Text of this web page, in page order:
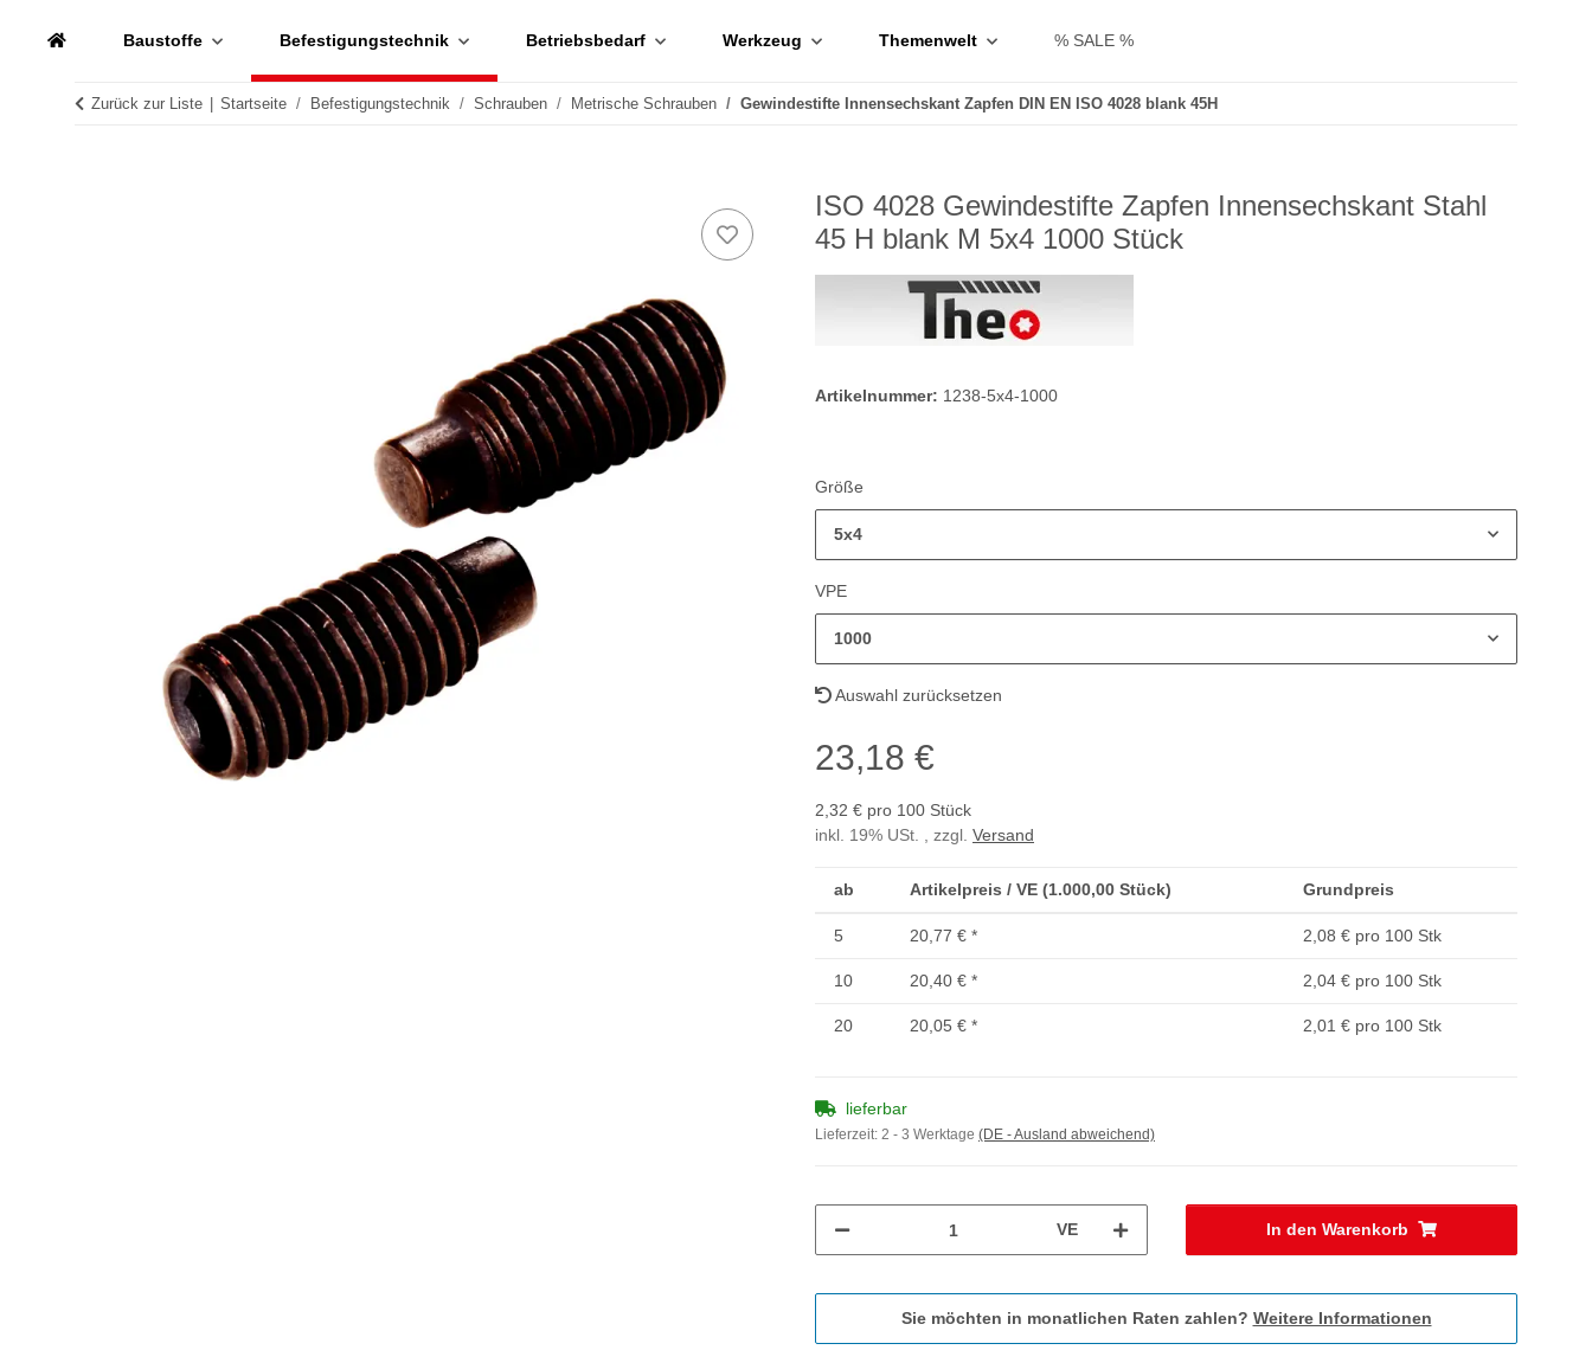
Baustoffe Befestigungstechnik Betriebsbedarf Werkzeug Themenwelt % SALE %
Zurück zur Liste Startseite Befestigungstechnik Schrauben Metrische Schrauben Gewindestifte Innensechskant Zapfen DIN EN ISO 4028 blank 45H
ISO 4028 Gewindestifte Zapfen Innensechskant Stahl
45 H blank M 5x4 1000 Stück
Artikelnummer: 1238-5x4-1000
Größe
5x4
VPE
1000
Auswahl zurücksetzen
23,18 €
2,32 € pro 100 Stück
inkl. 19% USt. , zzgl. Versand
ab Artikelpreis / VE (1.000,00 Stück) Grundpreis
5 20,77 € * 2,08 € pro 100 Stk
10 20,40 € * 2,04 € pro 100 Stk
20 20,05 € * 2,01 € pro 100 Stk
lieferbar
Lieferzeit: 2 - 3 Werktage (DE - Ausland abweichend)
VE In den Warenkorb
Sie möchten in monatlichen Raten zahlen? Weitere Informationen